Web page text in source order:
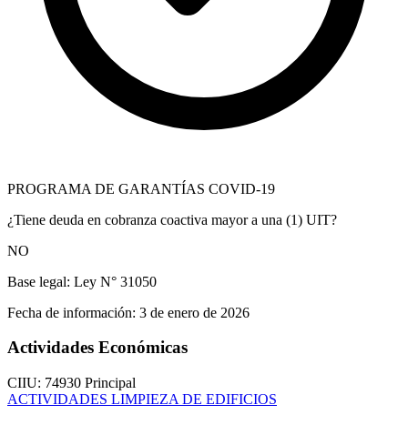
PROGRAMA DE GARANTÍAS COVID-19
¿Tiene deuda en cobranza coactiva mayor a una (1) UIT?
NO
Base legal: Ley N° 31050
Fecha de información: 3 de enero de 2026
Actividades Económicas
CIIU: 74930 Principal
ACTIVIDADES LIMPIEZA DE EDIFICIOS